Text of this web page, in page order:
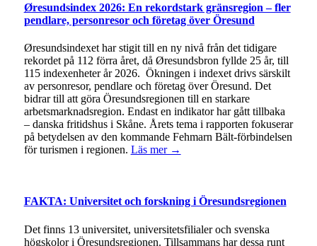
Øresundsindex 2026: En rekordstark gränsregion – fler
pendlare, personresor och företag över Öresund
Øresundsindexet har stigit till en ny nivå från det tidigare
rekordet på 112 förra året, då Øresundsbron fyllde 25 år, till
115 indexenheter år 2026. Ökningen i indexet drivs särskilt
av personresor, pendlare och företag över Öresund. Det
bidrar till att göra Öresundsregionen till en starkare
arbetsmarknadsregion. Endast en indikator har gått tillbaka
– danska fritidshus i Skåne. Årets tema i rapporten fokuserar
på betydelsen av den kommande Fehmarn Bält-förbindelsen
för turismen i regionen. Läs mer →
FAKTA: Universitet och forskning i Öresundsregionen
Det finns 13 universitet, universitetsfilialer och svenska
högskolor i Öresundsregionen. Tillsammans har dessa runt